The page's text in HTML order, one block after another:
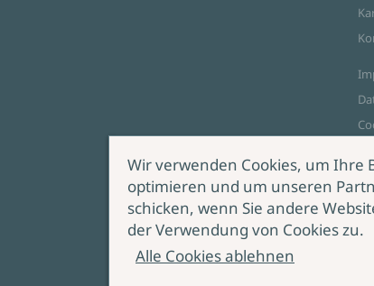
Zahlungsoptionen
Wir verwenden Cookies, um Ihre
optimieren und um unseren
schicken, wenn Sie andere
der Verwendung von Cookies zu.
Alle Cookies ablehnen